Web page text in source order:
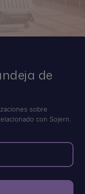
de
sobre
con Sojern.